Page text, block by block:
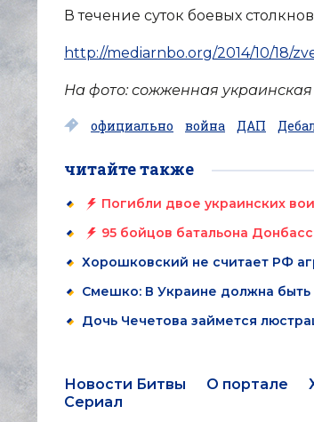
В течение суток боевых
http://mediarnbo.org/2014/10/18/
На фото: сожженная украинская
официально война ДАП
читайте также
Погибли двое украинских
95 бойцов батальона
Хорошковский не считает РФ
Смешко: В Украине должна
Дочь Чечетова займется
Новости Битвы О портале
Сериал